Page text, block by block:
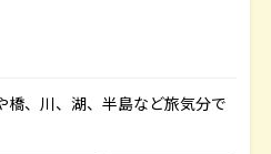
橋、川、湖、半島など旅気分で